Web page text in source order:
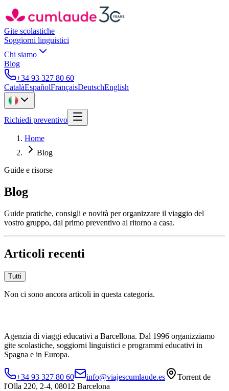
Gite scolastiche
Soggiorni linguistici
Chi siamo
Blog
+34 93 327 80 60
CatalàEspañolFrançaisDeutschEnglish
Richiedi preventivo
Home
Blog
Guide e risorse
Blog
Guide pratiche, consigli e novità per organizzare il viaggio del
vostro gruppo, dal primo preventivo al ritorno a casa.
Articoli recenti
Tutti
Non ci sono ancora articoli in questa categoria.
Agenzia di viaggi educativi a Barcellona. Dal 1996 organizziamo
gite scolastiche, soggiorni linguistici e programmi educativi in
Spagna e in Europa.
+34 93 327 80 60 info@viajescumlaude.es
Torrent de
l'Olla 220, 2-4, 08012 Barcelona